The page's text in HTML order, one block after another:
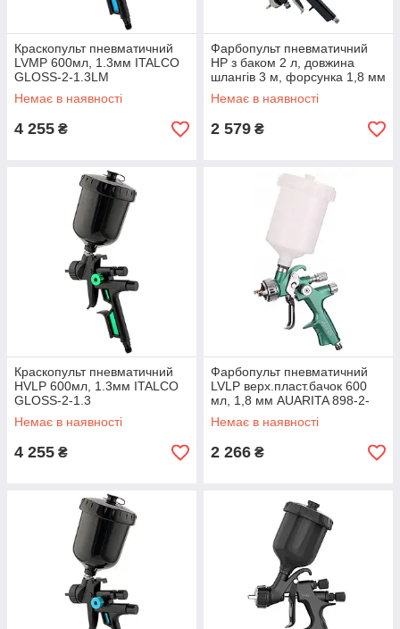
Краскопульт пневматичний
LVMP 600мл, 1.3мм ITALCO
GLOSS-2-1.3LM
Немає в наявності
4 255 ₴
Фарбопульт пневматичний
HP з баком 2 л, довжина
шлангів 3 м, форсунка 1,8 мм
PT-2-AIRKRAFT-1.8
Немає в наявності
2 579 ₴
Краскопульт пневматичний
HVLP 600мл, 1.3мм ITALCO
GLOSS-2-1.3
Немає в наявності
4 255 ₴
Фарбопульт пневматичний
LVLP верх.пласт.бачок 600
мл, 1,8 мм AUARITA 898-2-
1.8LP
Немає в наявності
2 266 ₴